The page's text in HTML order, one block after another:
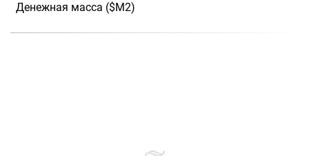
Денежная масса ($М2)